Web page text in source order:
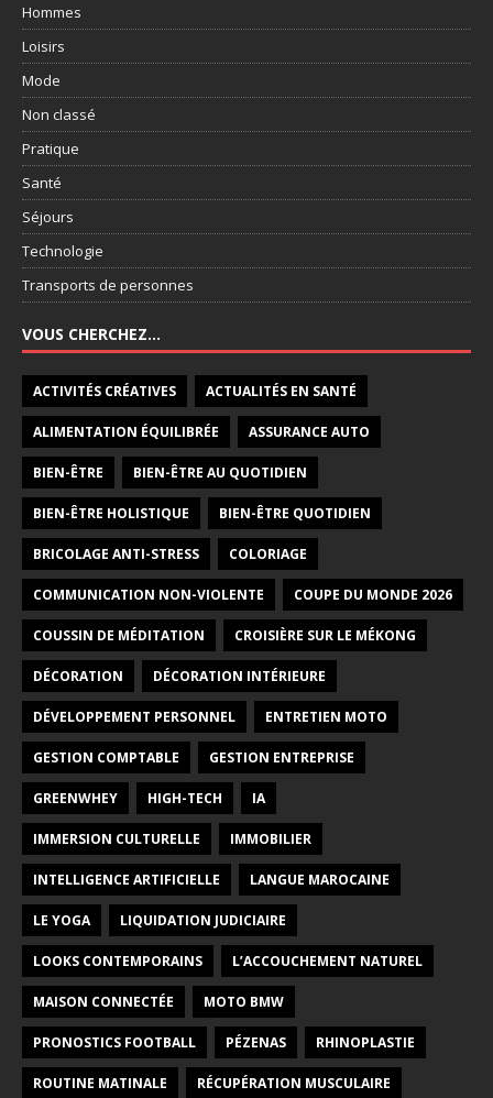
Hommes
Loisirs
Mode
Non classé
Pratique
Santé
Séjours
Technologie
Transports de personnes
VOUS CHERCHEZ…
ACTIVITÉS CRÉATIVES ACTUALITÉS EN SANTÉ
ALIMENTATION ÉQUILIBRÉE ASSURANCE AUTO
BIEN-ÊTRE BIEN-ÊTRE AU QUOTIDIEN
BIEN-ÊTRE HOLISTIQUE BIEN-ÊTRE QUOTIDIEN
BRICOLAGE ANTI-STRESS COLORIAGE
COMMUNICATION NON-VIOLENTE COUPE DU MONDE 2026
COUSSIN DE MÉDITATION CROISIÈRE SUR LE MÉKONG
DÉCORATION DÉCORATION INTÉRIEURE
DÉVELOPPEMENT PERSONNEL ENTRETIEN MOTO
GESTION COMPTABLE GESTION ENTREPRISE
GREENWHEY HIGH-TECH IA
IMMERSION CULTURELLE IMMOBILIER
INTELLIGENCE ARTIFICIELLE LANGUE MAROCAINE
LE YOGA LIQUIDATION JUDICIAIRE
LOOKS CONTEMPORAINS L’ACCOUCHEMENT NATUREL
MAISON CONNECTÉE MOTO BMW
PRONOSTICS FOOTBALL PÉZENAS RHINOPLASTIE
ROUTINE MATINALE RÉCUPÉRATION MUSCULAIRE